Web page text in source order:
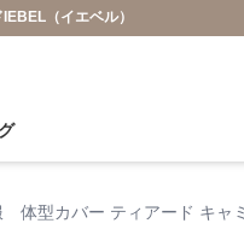
（イエベル）
体型カバー ティアード キャ